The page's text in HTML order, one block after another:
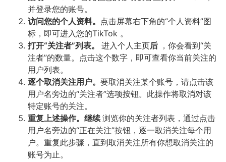
并登录您的账号。
访问您的个人资料。 点击屏幕右下角的“个人资料”图
标，即可进入您的TikTok 。
打开“关注者”列表。 进入个人主页后 ，你会看到“关
注者”的数量。点击这个数字，即可查看你当前关注的
用户列表。
逐个取消关注用户。 要取消关注某个账号，请点击该
用户名旁边的“关注者”选项按钮。此操作将取消对该
特定账号的关注。
重复上述操作。继续浏览你的关注者列表，通过点击
用户名旁边的“正在关注”按钮，逐一取消关注每个用
户。重复此步骤，直到取消关注所有你想取消关注的
账号为止。